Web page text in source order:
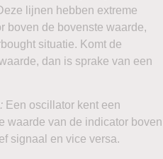
lijnen hebben extreme
boven de bovenste waarde,
situatie. Komt de
dan is sprake van een
Een oscillator kent een
waarde van de indicator boven
signaal en vice versa.